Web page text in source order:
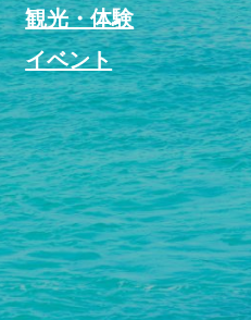
観光・体験
イベント